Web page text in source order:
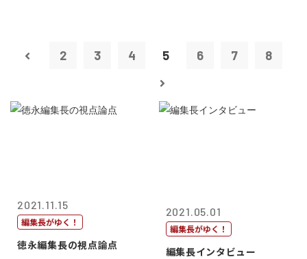
2 3 4 5 6 7 8
2021.11.15
編集長がゆく！
徳永編集長の視点論点
2021.05.01
編集長がゆく！
編集長インタビュー